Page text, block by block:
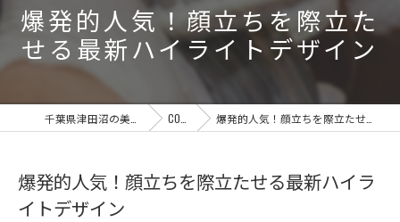
爆発的人気！顔立ちを際立た
せる最新ハイライトデザイン
COLUMN 爆発的人気！顔立ちを際立たせる最新ハイライトデザイン
爆発的人気！顔立ちを際立たせる最新ハイラ
イトデザイン